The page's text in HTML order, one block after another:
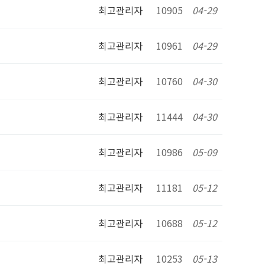
최고관리자 10905 04-29
최고관리자 10961 04-29
최고관리자 10760 04-30
최고관리자 11444 04-30
최고관리자 10986 05-09
최고관리자 11181 05-12
최고관리자 10688 05-12
최고관리자 10253 05-13